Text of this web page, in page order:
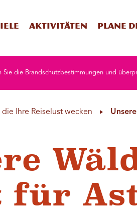
Aktivitäten Plane
Sie die Brandschutzbestimmungen und
Ihre Reiselust wecken
für